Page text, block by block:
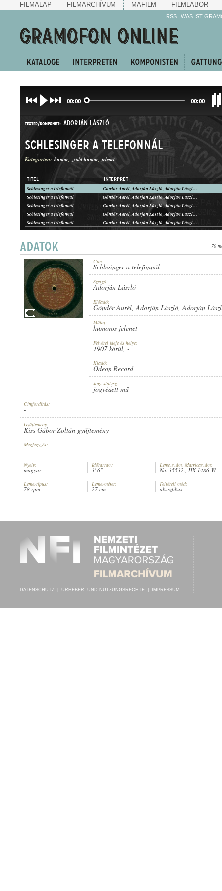
FILMALAP FILMARCHÍVUM MAFILM FILMLABOR
RSS WAS IST
00:00 00:00
INTERPRET: GÖNDÖR AURÉL,ADORJÁN LÁSZLÓ,ADORJÁN LÁSZLÓNÉ
TEXTER/KOMPONIST: ADORJÁN LÁSZLÓ
GATTUNG: HUMOROS JELENET
ERSCHEINUNGSJAHR: 1907 KÖRÜL
PLATTENAUFNAHME:
Schlesinger a telefonnál
Kategorien: humor zsidó humor jelenet
TITEL INTERPRET
Schlesinger a telefonnál
Göndör Aurél, Adorján László, Adorján Lászlóné
Schlesinger a telefonnál
Göndör Aurél, Adorján László, Adorján Lászlóné
Schlesinger a telefonnál
Göndör Aurél, Adorján László, Adorján Lászlóné
Schlesinger a telefonnál
Göndör Aurél, Adorján László, Adorján Lászlóné
Schlesinger a telefonnál
Göndör Aurél, Adorján László, Adorján Lászlóné
Schlesinger a telefonnál
Göndör Aurél, Adorján László, Adorján Lászlóné
70
Cím:
Schlesinger a telefonnál
Szerző:
Adorján László
Előadó:
Göndör Aurél,Adorján László,Adorján
Műfaj:
humoros jelenet
Felvétel ideje és helye:
1907 körül, -
Kiadó:
Odeon Record
Jogi státusz:
jogvédett mű
Címfordítás:
-
Gyűjtemény:
Kiss Gábor Zoltán gyűjtemény
Megjegyzés:
-
Nyelv:
magyar
Időtartam:
3' 6"
Lemezszám, Matricaszám:
No. 35532., HX 1486-W
Lemeztípus:
78 rpm
Lemezméret:
27 cm
Felvételi mód:
akusztikus
DATENSCHUTZ URHEBER- UND NUTZUNGSRECHTE IMPRESSUM